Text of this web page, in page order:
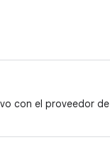
con el proveedor de